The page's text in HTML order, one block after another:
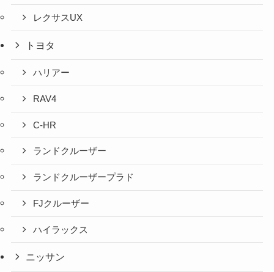
レクサスUX
トヨタ
ハリアー
RAV4
C-HR
ランドクルーザー
ランドクルーザープラド
FJクルーザー
ハイラックス
ニッサン